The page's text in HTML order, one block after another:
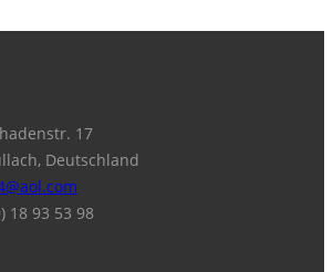
17
Deutschland
18 93 53 98